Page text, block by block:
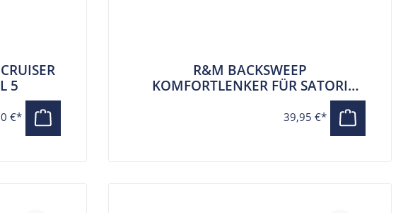
5
€*
R&M BACKSWEEP
KOMFORTLENKER FÜR SATORI
39,95 €*